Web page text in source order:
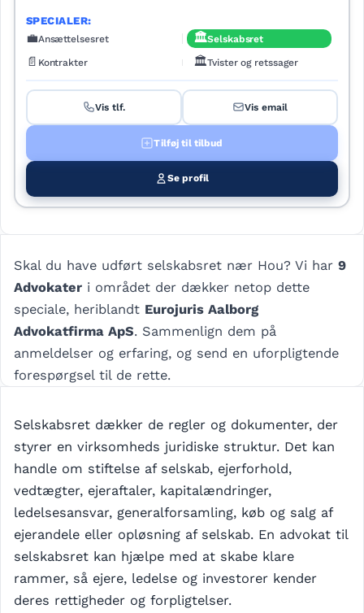
SPECIALER:
💼Ansættelsesret 🏛️Selskabsret
📄 Kontrakter 🏛️Tvister og retssager
Vis tlf. Vis email
Tilføj til tilbud
Se profil
Skal du have udført selskabsret nær Hou? Vi har9
Advokater i området der dækker netop dette
speciale, heriblandt Eurojuris Aalborg
Advokatfirma ApS. Sammenlign dem på
anmeldelser og erfaring, og send en uforpligtende
forespørgsel til de rette.
Selskabsret dækker de regler og dokumenter, der
styrer en virksomheds juridiske struktur. Det kan
handle om stiftelse af selskab, ejerforhold,
vedtægter, ejeraftaler, kapitalændringer,
ledelsesansvar, generalforsamling, køb og salg af
ejerandele eller opløsning af selskab. En advokat til
selskabsret kan hjælpe med at skabe klare
rammer, så ejere, ledelse og investorer kender
deres rettigheder og forpligtelser.